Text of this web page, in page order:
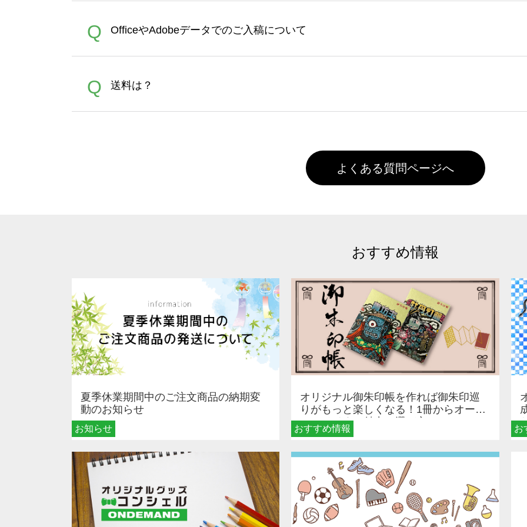
れば、ランクにカウントがされません。
A
イト以外）のプリントは、濃色インクジェット印刷といって、プリントを定着させるための
品をお届けするため、処理剤は塗布されたままの状態で出荷を行っております。処理剤自体
文に関わらず、前処理剤が残った状態でお届けとなる場合がございます。※2 濃色は淡色に
Q OfficeやAdobeデータでのご入稿について
A
Adobeデータ(AI,PSD)で保存して頂き、デザインツール上にアップロードをお願い致します。
Q 送料は？
よくある質問ページへ
おすすめ情報
お知らせ
夏季休業期間中のご注文商品の納期変
動のお知らせ
おすすめ情報
オリジナル御朱印帳を作れば御朱印巡
りがもっと楽しくなる！1冊からオーダ
ーメイドする魅力と選び方
お